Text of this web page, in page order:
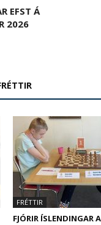
EFST Á
2026
FRÉTTIR
FJÓRIR ÍSLENDINGAR